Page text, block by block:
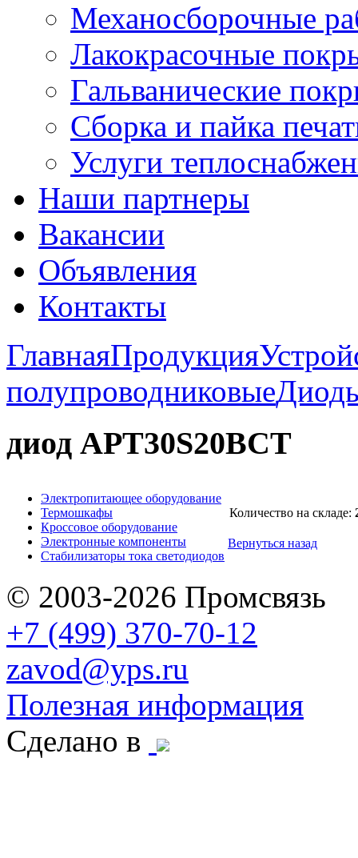
Механосборочные
Лакокрасочные
Гальванические
Сборка и пайка
Услуги
Наши партнеры
Вакансии
Объявления
Контакты
ГлавнаяПродукция
полупроводниковые
диод APT30S20BCT
Электропитающее оборудование
Термошкафы
Кроссовое оборудование
Электронные компоненты
Стабилизаторы тока светодиодов
Количество на складе:
Вернуться назад
© 2003-2026 Промсвязь
+7 (499) 370-70-12
zavod@yps.ru
Полезная информация
Сделано в